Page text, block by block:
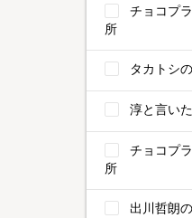
チョコプ
所
タカトシ
淳と言い
チョコプ
所
出川哲朗